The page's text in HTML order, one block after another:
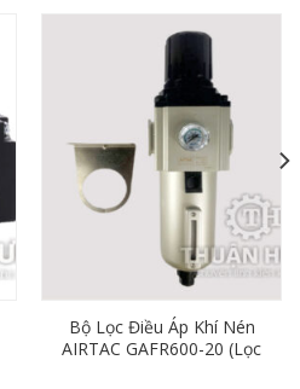
Bộ Lọc Điều Áp Khí Nén
AIRTAC GAFR600-20 (Lọc